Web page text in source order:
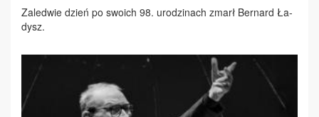
Za­le­d­wie dzień po swo­ich 98. uro­dzi­nach zmarł Ber­nard Ła­
dysz.